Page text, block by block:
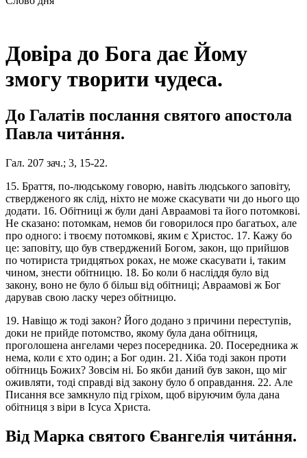
Довіра до Бога дає Йому
змогу творити чудеса.
До Галатів послання святого апостола
Павла читáння.
Гал. 207 зач.; 3, 15-22.
15. Браття, по-людському говорю, навіть людського заповіту,
ствердженого як слід, ніхто не може скасувати чи до нього що
додати. 16. Обітниці ж були дані Авраамові та його потомкові.
Не сказано: потомкам, немов би говорилося про багатьох, але
про одного: і твоєму потомкові, яким є Христос. 17. Кажу бо
це: заповіту, що був стверджений Богом, закон, що прийшов
по чотириста тридцятьох роках, не може скасувати і, таким
чином, знести обітницю. 18. Бо коли б насліддя було від
закону, воно не було б більш від обітниці; Авраамові ж Бог
дарував свою ласку через обітницю.
19. Навіщо ж тоді закон? Його додано з причини переступів,
доки не прийде потомство, якому була дана обітниця,
проголошена ангелами через посередника. 20. Посередника ж
нема, коли є хто один; а Бог один. 21. Хіба тоді закон проти
обітниць Божих? Зовсім ні. Бо якби даний був закон, що міг
оживляти, тоді справді від закону було б оправдання. 22. Але
Писання все замкнуло під гріхом, щоб віруючим була дана
обітниця з віри в Ісуса Христа.
Від Марка святого Євангелія читáння.